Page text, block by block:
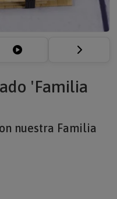
'Familia
nuestra Familia